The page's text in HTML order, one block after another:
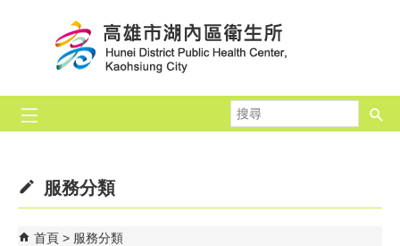
尋
服務分類
首頁 服務分類